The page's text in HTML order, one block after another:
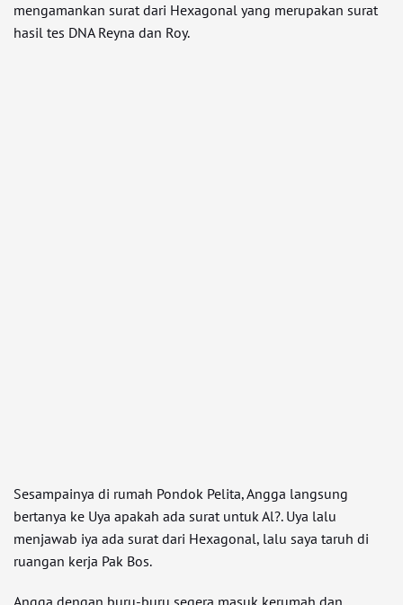
mengamankan surat dari Hexagonal yang merupakan surat
hasil tes DNA Reyna dan Roy.
Sesampainya di rumah Pondok Pelita, Angga langsung
bertanya ke Uya apakah ada surat untuk Al?. Uya lalu
menjawab iya ada surat dari Hexagonal, lalu saya taruh di
ruangan kerja Pak Bos.